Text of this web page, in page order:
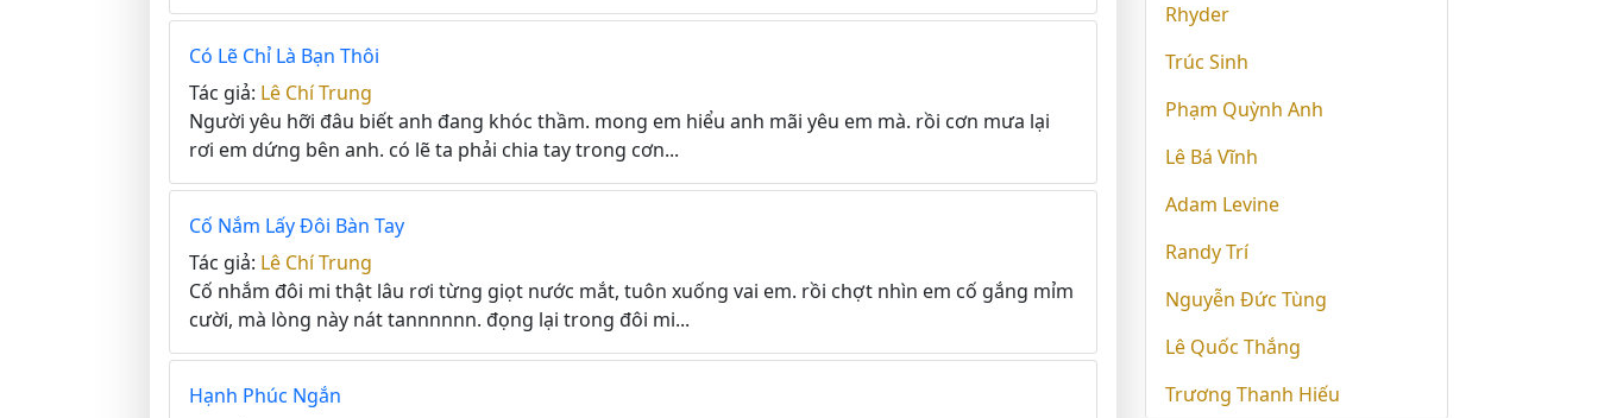
Có Lẽ Chỉ Là Bạn Thôi
Tác giả: Lê Chí Trung
Người yêu hỡi đâu biết anh đang khóc thầm. mong em hiểu anh mãi yêu em mà. rồi cơn mưa lại
rơi em dứng bên anh. có lẽ ta phải chia tay trong cơn...
Cố Nắm Lấy Đôi Bàn Tay
Tác giả: Lê Chí Trung
Cố nhắm đôi mi thật lâu rơi từng giọt nước mắt, tuôn xuống vai em. rồi chợt nhìn em cố gắng mỉm
cười, mà lòng này nát tannnnnn. đọng lại trong đôi mi...
Hạnh Phúc Ngắn
Rhyder
Trúc Sinh
Phạm Quỳnh Anh
Lê Bá Vĩnh
Adam Levine
Randy Trí
Nguyễn Đức Tùng
Lê Quốc Thắng
Trương Thanh Hiếu